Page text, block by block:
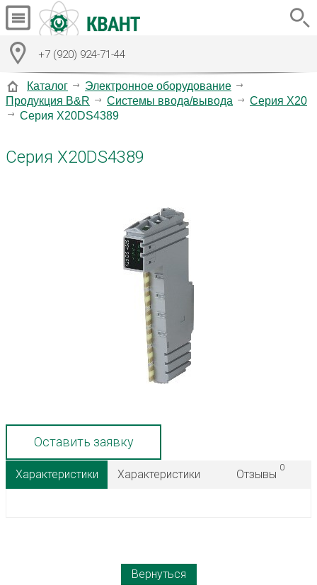
+7 (920) 924-71-44
Каталог
Электронное оборудование
Продукция B&R
Системы ввода/вывода
Серия X20
Серия X20DS4389
Серия X20DS4389
Оставить заявку
Характеристики Характеристики Отзывы
0
Вернуться